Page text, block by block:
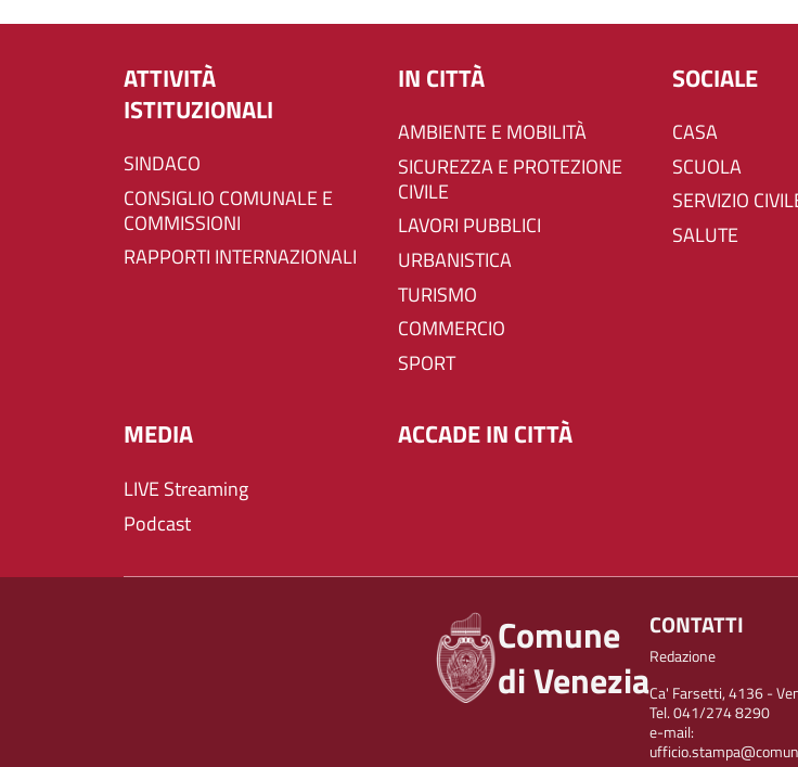
ATTIVITÀ
ISTITUZIONALI
SINDACO
CONSIGLIO COMUNALE E
COMMISSIONI
RAPPORTI INTERNAZIONALI
IN CITTÀ
AMBIENTE E MOBILITÀ
SICUREZZA E PROTEZIONE
CIVILE
LAVORI PUBBLICI
URBANISTICA
TURISMO
COMMERCIO
SPORT
SOCIALE
CASA
SCUOLA
SERVIZIO
SALUTE
MEDIA
LIVE Streaming
Podcast
ACCADE IN CITTÀ
Comune
di Venezia
CONTATTI
Redazione
Ca' Farsetti, 4136 -
Tel. 041/274 8290
e-mail: